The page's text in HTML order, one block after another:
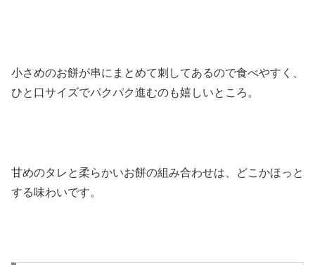
小さめのお餅が串にまとめて刺してあるので食べやすく、
ひと口サイズでパクパク進むのも嬉しいところ。
甘めのタレと柔らかいお餅の組み合わせは、どこかほっと
する味わいです。